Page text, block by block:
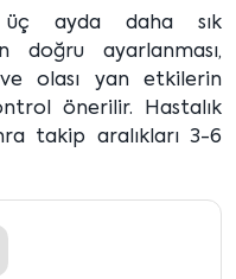
üç ayda daha sık
doğru ayarlanması,
olası yan etkilerin
önerilir. Hastalık
takip aralıkları 3-6